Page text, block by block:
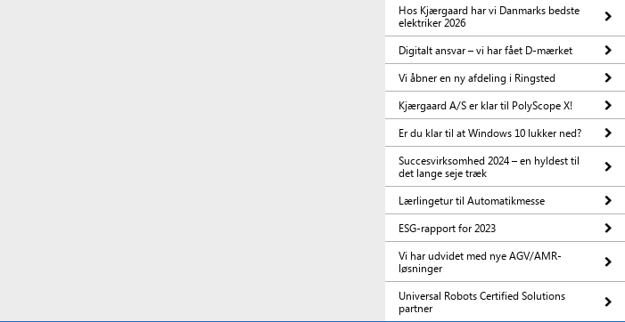
Hos Kjærgaard har vi Danmarks bedste
elektriker 2026
Digitalt ansvar – vi har fået D-mærket
Vi åbner en ny afdeling i Ringsted
Kjærgaard A/S er klar til PolyScope X!
Er du klar til at Windows 10 lukker ned?
Succesvirksomhed 2024 – en hyldest til
det lange seje træk
Lærlingetur til Automatikmesse
ESG-rapport for 2023
Vi har udvidet med nye AGV/AMR-
løsninger
Universal Robots Certified Solutions
partner